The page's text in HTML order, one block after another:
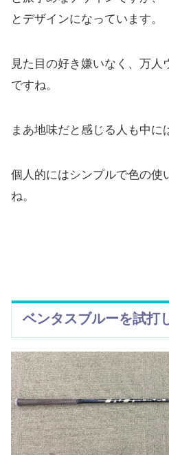
とデザインになっています。
見た目の好き嫌いなく、万人
ですね。
まあ地味だと感じる人も中に
個人的にはシンプルで色の使
ね。
ベンタスブルーを試打